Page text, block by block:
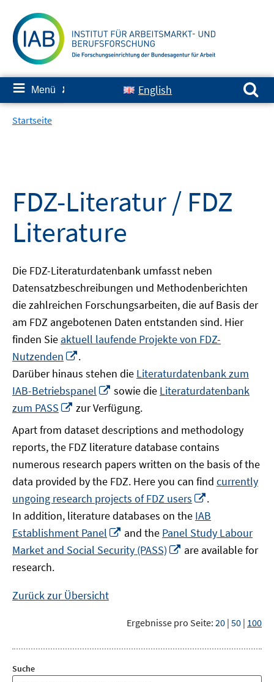
zum
Inhalt
≡ Menü ✘ English
Suchen nach:
Startseite
FDZ-Literatur / FDZ
Literature
Die FDZ-Literaturdatenbank umfasst neben
Datensatzbeschreibungen und Methodenberichten
die zahlreichen Forschungsarbeiten, die auf Basis der
am FDZ angebotenen Daten entstanden sind. Hier
finden Sie aktuell laufende Projekte von FDZ-
Nutzenden
neuem
Fenster
öffnen
.
Darüber hinaus stehen die Literaturdatenbank zum
IAB-Betriebspanel
In
neuem
Fenster
öffnen
sowie die Literaturdatenbank
zum PASS
In
Fenster
öffnen
zur Verfügung.
Apart from dataset descriptions and methodology
reports, the FDZ literature database contains
numerous research papers written on the basis of the
data provided by the FDZ. Here you can find currently
ungoing research projects of FDZ users
neuem
Fenster
öffnen
.
In addition, literature databases on the IAB
Establishment Panel
In
neuem
Fenster
and the Panel Study Labour
Market and Social Security (PASS)
In
are available for
research.
Zurück zur Übersicht
Ergebnisse pro Seite: 20 | 50 | 100
Suche